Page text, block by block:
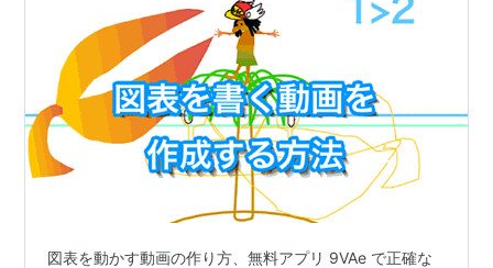
図表を動かす動画の作り方、無料アプリ 9VAe で正確な